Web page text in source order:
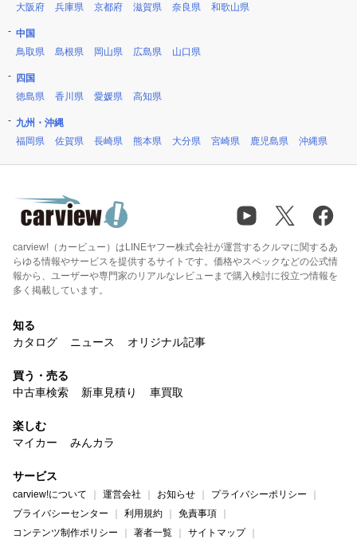
大阪府
兵庫県 京都府 滋賀県 奈良県 和歌山県
中国
鳥取県
島根県 岡山県 広島県 山口県
四国
徳島県
香川県 愛媛県 高知県
九州・沖縄
福岡県
佐賀県 長崎県 熊本県 大分県 宮崎県 鹿児島県 沖縄県
carview!（カービュー）はLINEヤフー株式会社が運営するクルマに関するあ
らゆる情報やサービスを提供するサイトです。価格やスペックなどの公式情
報から、ユーザーや専門家のリアルなレビューまで購入検討に役立つ情報を
多く掲載しています。
知る
カタログ
ニュース オリジナル記事
買う・売る
中古車検索
新車見積り 車買取
楽しむ
マイカー
みんカラ
サービス
carview!について 運営会社 お知らせ
プライバシーポリシー
プライバシーセンター
利用規約
免責事項
コンテンツ制作ポリシー
著者一覧 サイトマップ